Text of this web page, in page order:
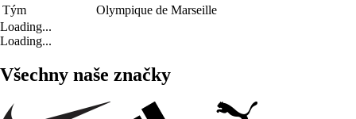
Tým
Olympique de Marseille
Loading...
Loading...
Všechny naše značky